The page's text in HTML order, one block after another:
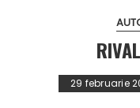
29 februarie